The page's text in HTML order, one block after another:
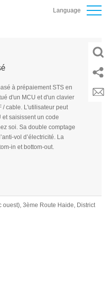
Language
à prépaiement STS en
d'un MCU et d'un clavier
/ cable. L'utilisateur peut
saisissent un code
soi. Sa double comptage
vol d’électricité. La
in et bottom-out.
ouest), 3ème Route Haide, District